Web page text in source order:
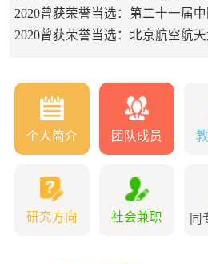
2020曾获荣誉当选：第二十一届
2020曾获荣誉当选：北京航空航
个人简介 团队成员
研究方向 社会兼职 同